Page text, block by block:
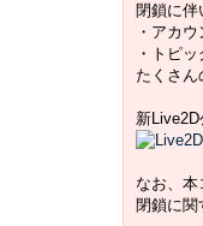
閉鎖に伴
・アカ
・トピ
たくさん
新
なお、本
閉鎖に関